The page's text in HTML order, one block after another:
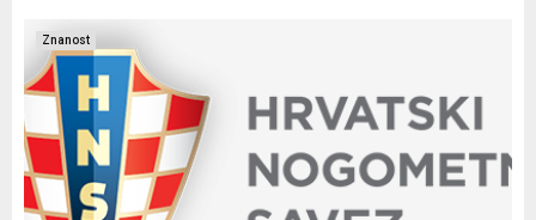
Znanost